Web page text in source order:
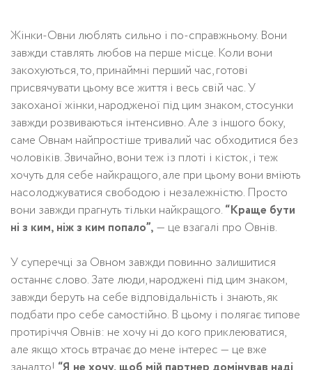
Жінки-Овни люблять сильно і по-справжньому. Вони
завжди ставлять любов на перше місце. Коли вони
закохуються, то, принаймні перший час, готові
присвячувати цьому все життя і весь свій час. У
закоханої жінки, народженої під цим знаком, стосунки
завжди розвиваються інтенсивно. Але з іншого боку,
саме Овнам найпростіше тривалий час обходитися без
чоловіків. Звичайно, вони теж із плоті і кісток, і теж
хочуть для себе найкращого, але при цьому вони вміють
насолоджуватися свободою і незалежністю. Просто
вони завжди прагнуть тільки найкращого. “Краще бути
ні з ким, ніж з ким попало”, — це взагалі про Овнів.
У суперечці за Овном завжди повинно залишитися
останнє слово. Зате люди, народжені під цим знаком,
завжди беруть на себе відповідальність і знають, як
подбати про себе самостійно. В цьому і полягає типове
протиріччя Овнів: не хочу ні до кого приклеюватися,
але якщо хтось втрачає до мене інтерес — це вже